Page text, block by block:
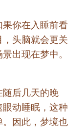
你在入睡前看
头脑就会更关
出现在梦中。
随后几天的晚
动睡眠，这种
因此，梦境也